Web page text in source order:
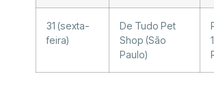
31 (sexta-
feira)
De Tudo Pet
Shop (São
Paulo)